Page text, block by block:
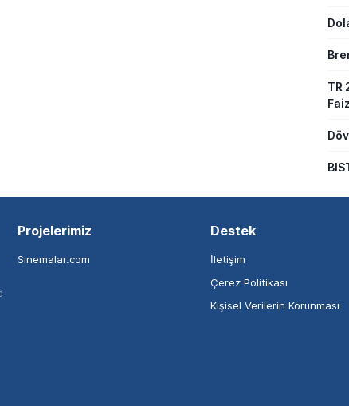
TR
Projelerimiz
Sinemalar.com
Destek
İletişim
Çerez Politikası
Kişisel Verilerin Korunması